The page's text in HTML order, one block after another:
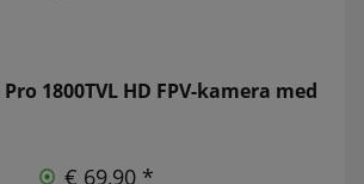
1800TVL HD FPV-kamera med
€ 69,90 *